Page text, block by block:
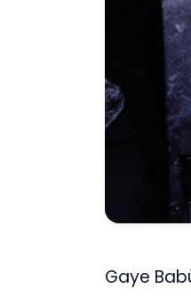
Gaye